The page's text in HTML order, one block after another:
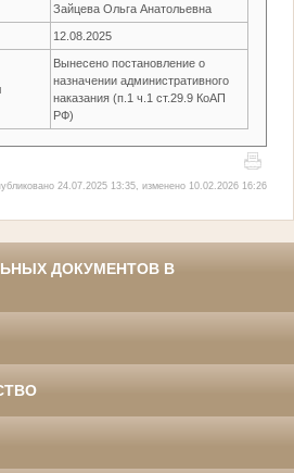
Зайцева Ольга Анатольевна
12.08.2025
Вынесено постановление о
назначении административного
наказания (п.1 ч.1 ст.29.9 КоАП
РФ)
24.07.2025 13:35, изменено 10.02.2026 16:26
ДОКУМЕНТОВ В